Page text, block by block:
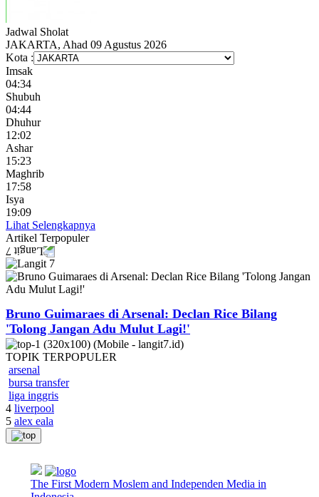
Jadwal Sholat
JAKARTA, Ahad 09 Agustus 2026
Kota :
Imsak
04:34
Shubuh
04:44
Dhuhur
12:02
Ashar
15:23
Maghrib
17:58
Isya
19:09
Lihat Selengkapnya
Artikel Terpopuler
Bruno Guimaraes di Arsenal: Declan Rice Bilang
'Tolong Jangan Adu Mulut Lagi!'
TOPIK TERPOPULER
arsenal
bursa transfer
liga inggris
4 liverpool
5 alex eala
The First Modern Moslem and Independen Media in